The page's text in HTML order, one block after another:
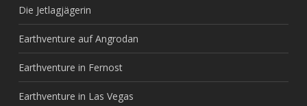
Die Jetlagjägerin
Earthventure auf Angrodan
Earthventure in Fernost
Earthventure in Las Vegas